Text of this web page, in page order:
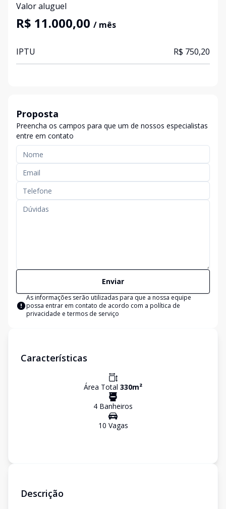
Valor aluguel
R$ 11.000,00 / mês
IPTU R$ 750,20
Proposta
Preencha os campos para que um de nossos especialistas
entre em contato
Enviar
As informações serão utilizadas para que a nossa equipe
possa entrar em contato de acordo com a política de
privacidade e termos de serviço
Características
Área Total 330m²
4 Banheiros
10 Vagas
Descrição